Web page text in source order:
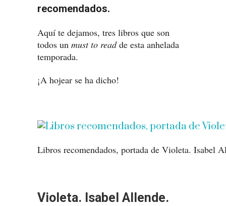
recomendados.
Aquí te dejamos, tres libros que son
todos un must to readde esta anhelada
temporada.
¡A hojear se ha dicho!
Libros recomendados, portada de Violeta. Isabel
Violeta. Isabel Allende.